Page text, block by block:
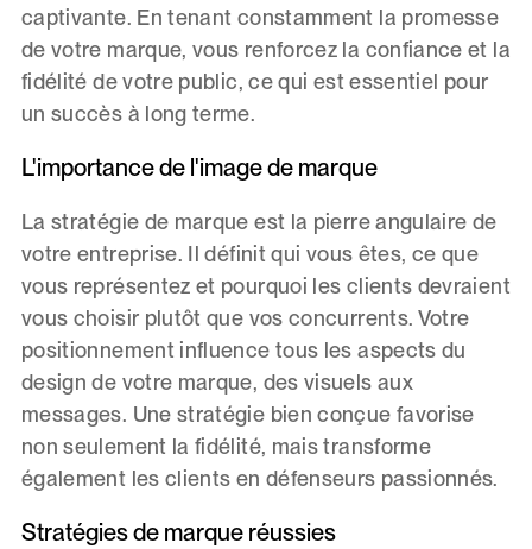
captivante. En tenant constamment la promesse
de votre marque, vous renforcez la confiance et la
fidélité de votre public, ce qui est essentiel pour
un succès à long terme.
L'importance de l'image de marque
La stratégie de marque est la pierre angulaire de
votre entreprise. Il définit qui vous êtes, ce que
vous représentez et pourquoi les clients devraient
vous choisir plutôt que vos concurrents. Votre
positionnement influence tous les aspects du
design de votre marque, des visuels aux
messages. Une stratégie bien conçue favorise
non seulement la fidélité, mais transforme
également les clients en défenseurs passionnés.
Stratégies de marque réussies